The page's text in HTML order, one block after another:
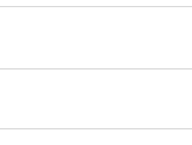
ΣΧΟΛΙΟΥ